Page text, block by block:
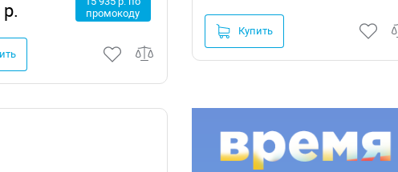
промокоду
Купить